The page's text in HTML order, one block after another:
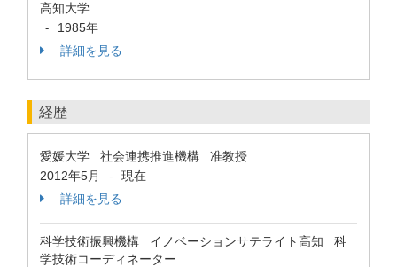
高知大学
-
1985年
詳細を見る
経歴
愛媛大学 社会連携推進機構 准教授
2012年5月
-
現在
詳細を見る
科学技術振興機構 イノベーションサテライト高知 科
学技術コーディネーター